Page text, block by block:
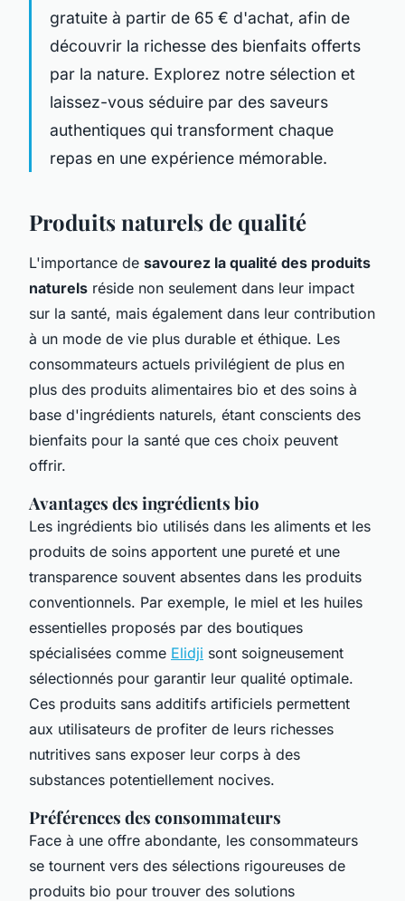
gratuite à partir de 65 € d'achat, afin de
découvrir la richesse des bienfaits offerts
par la nature. Explorez notre sélection et
laissez-vous séduire par des saveurs
authentiques qui transforment chaque
repas en une expérience mémorable.
Produits naturels de qualité
L'importance de savourez la qualité des produits
naturels réside non seulement dans leur impact
sur la santé, mais également dans leur contribution
à un mode de vie plus durable et éthique. Les
consommateurs actuels privilégient de plus en
plus des produits alimentaires bio et des soins à
base d'ingrédients naturels, étant conscients des
bienfaits pour la santé que ces choix peuvent
offrir.
Avantages des ingrédients bio
Les ingrédients bio utilisés dans les aliments et les
produits de soins apportent une pureté et une
transparence souvent absentes dans les produits
conventionnels. Par exemple, le miel et les huiles
essentielles proposés par des boutiques
spécialisées comme Elidji sont soigneusement
sélectionnés pour garantir leur qualité optimale.
Ces produits sans additifs artificiels permettent
aux utilisateurs de profiter de leurs richesses
nutritives sans exposer leur corps à des
substances potentiellement nocives.
Préférences des consommateurs
Face à une offre abondante, les consommateurs
se tournent vers des sélections rigoureuses de
produits bio pour trouver des solutions